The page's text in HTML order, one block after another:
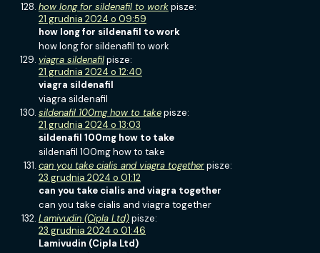
how long for sildenafil to workpisze:
21 grudnia 2024 o 09:59
how long for sildenafil to work
how long for sildenafil to work
viagra sildenafilpisze:
21 grudnia 2024 o 12:40
viagra sildenafil
viagra sildenafil
sildenafil 100mg how to takepisze:
21 grudnia 2024 o 13:03
sildenafil 100mg how to take
sildenafil 100mg how to take
can you take cialis and viagra togetherpisze:
23 grudnia 2024 o 01:12
can you take cialis and viagra together
can you take cialis and viagra together
Lamivudin (Cipla Ltd)pisze:
23 grudnia 2024 o 01:46
Lamivudin (Cipla Ltd)